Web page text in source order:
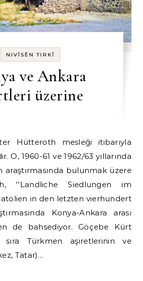
NIVÎSÊN TIRKÎ
ve Ankara
üzerine
O, 1960-61 ve 1962/63 yıllarında
araştırmasında bulunmak üzere
''Landliche Siedlungen im
in den letzten vierhundert
Konya-Ankara arası
de bahsediyor. Göçebe Kürt
sıra Türkmen aşiretlerinin ve
Tatar)…